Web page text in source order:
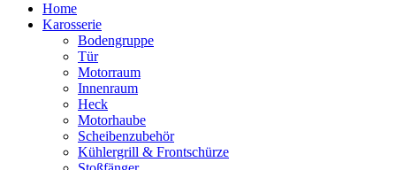
Home
Karosserie
Bodengruppe
Tür
Motorraum
Innenraum
Heck
Motorhaube
Scheibenzubehör
Kühlergrill & Frontschürze